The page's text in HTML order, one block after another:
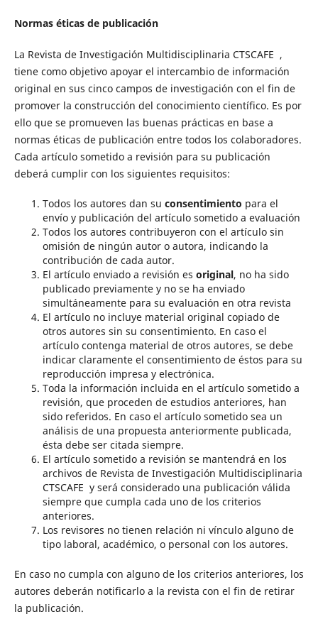
Normas éticas de publicación
La Revista de Investigación Multidisciplinaria CTSCAFE ,
tiene como objetivo apoyar el intercambio de información
original en sus cinco campos de investigación con el fin de
promover la construcción del conocimiento científico. Es por
ello que se promueven las buenas prácticas en base a
normas éticas de publicación entre todos los colaboradores.
Cada artículo sometido a revisión para su publicación
deberá cumplir con los siguientes requisitos:
Todos los autores dan su consentimiento para el
envío y publicación del artículo sometido a evaluación
Todos los autores contribuyeron con el artículo sin
omisión de ningún autor o autora, indicando la
contribución de cada autor.
El artículo enviado a revisión es original, no ha sido
publicado previamente y no se ha enviado
simultáneamente para su evaluación en otra revista
El artículo no incluye material original copiado de
otros autores sin su consentimiento. En caso el
artículo contenga material de otros autores, se debe
indicar claramente el consentimiento de éstos para su
reproducción impresa y electrónica.
Toda la información incluida en el artículo sometido a
revisión, que proceden de estudios anteriores, han
sido referidos. En caso el artículo sometido sea un
análisis de una propuesta anteriormente publicada,
ésta debe ser citada siempre.
El artículo sometido a revisión se mantendrá en los
archivos de Revista de Investigación Multidisciplinaria
CTSCAFE y será considerado una publicación válida
siempre que cumpla cada uno de los criterios
anteriores.
Los revisores no tienen relación ni vínculo alguno de
tipo laboral, académico, o personal con los autores.
En caso no cumpla con alguno de los criterios anteriores, los
autores deberán notificarlo a la revista con el fin de retirar
la publicación.